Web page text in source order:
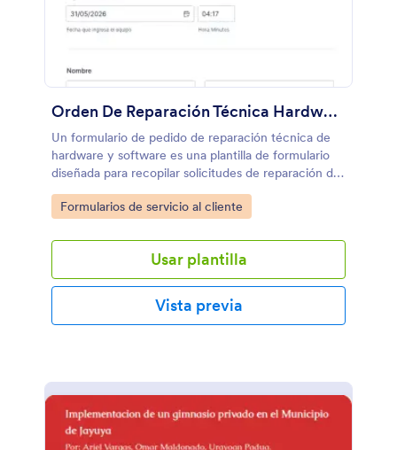
Orden De Reparación Técnica Hardware Y Software
Un formulario de pedido de reparación técnica de
hardware y software es una plantilla de formulario
diseñada para recopilar solicitudes de reparación de
hardware y software.
Go to Category:
Formularios de servicio al cliente
Usar plantilla
Vista previa